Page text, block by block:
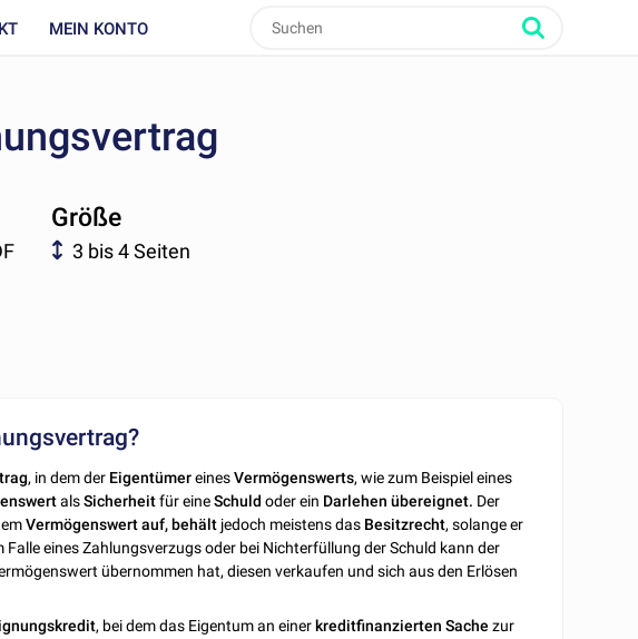
MEIN KONTO
Größe
3 bis 4 Seiten
, in dem der EigentümereinesVermögenswerts, wie zum Beispiel eines
alsSicherheitfür eineSchuld oder ein Darlehen übereignet. Der
Vermögenswert auf, behält jedoch meistens das Besitzrecht, solange er
Falle eines Zahlungsverzugs oder bei Nichterfüllung der Schuld kann der
übernommen hat, diesen verkaufen und sich aus den Erlösen
, bei dem das Eigentum an einer kreditfinanzierten Sache zur